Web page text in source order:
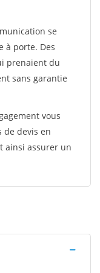
se
à porte. Des
prenaient du
sans garantie
vous
de devis en
ainsi assurer un